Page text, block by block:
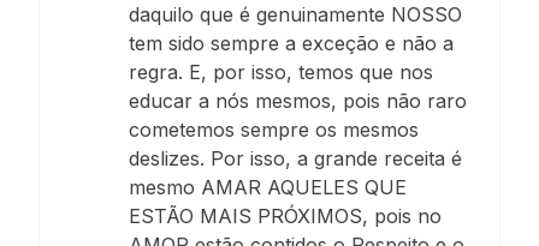
daquilo que é genuinamente NOSSO
tem sido sempre a exceção e não a
regra. E, por isso, temos que nos
educar a nós mesmos, pois não raro
cometemos sempre os mesmos
deslizes. Por isso, a grande receita é
mesmo AMAR AQUELES QUE
ESTÃO MAIS PRÓXIMOS, pois no